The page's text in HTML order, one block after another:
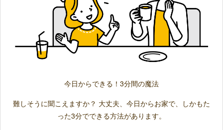
今日からできる！3分間の魔法
難しそうに聞こえますか？ 大丈夫、今日からお家で、しかもた
った3分でできる方法があります。